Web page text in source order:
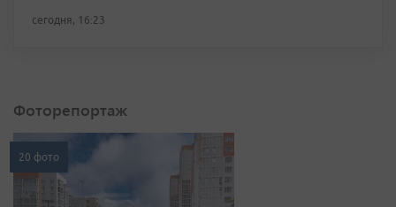
сегодня, 16:23
Фоторепортаж
20 фото